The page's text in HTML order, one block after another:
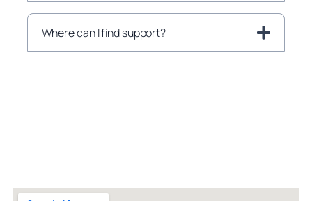
Where can I find support?